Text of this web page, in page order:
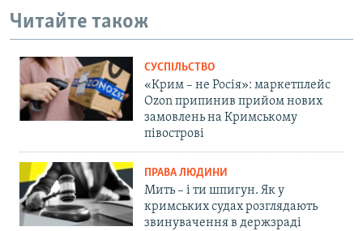
Читайте також
СУСПІЛЬСТВО
«Крим – не Росія»: маркетплейс
Ozon припинив прийом нових
замовлень на Кримському
півострові
ПРАВА ЛЮДИНИ
Мить – і ти шпигун. Як у
кримських судах розглядають
звинувачення в держзраді